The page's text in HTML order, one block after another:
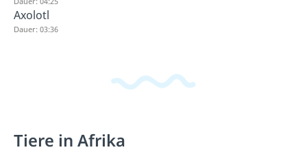
Axolotl
Dauer: 03:36
Tiere in Afrika